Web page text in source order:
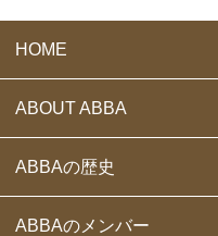
HOME
ABOUT ABBA
ABBAの歴史
ABBAのメンバー